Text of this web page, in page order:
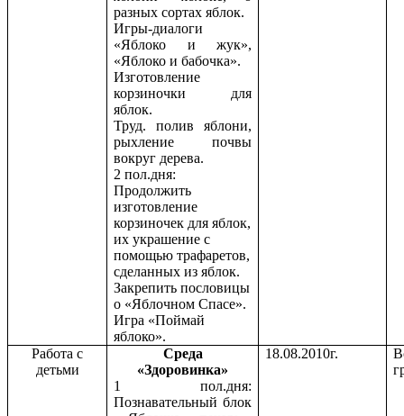
разных сортах яблок.
Игры-диалоги
«Яблоко и жук»,
«Яблоко и бабочка».
Изготовление
корзиночки для
яблок.
Труд. полив яблони,
рыхление почвы
вокруг дерева.
2 пол.дня:
Продолжить
изготовление
корзиночек для яблок,
их украшение с
помощью трафаретов,
сделанных из яблок.
Закрепить пословицы
о «Яблочном Спасе».
Игра «Поймай
яблоко».
Работа с
детьми
Среда
«Здоровинка»
1 пол.дня:
Познавательный блок
18.08.2010г.